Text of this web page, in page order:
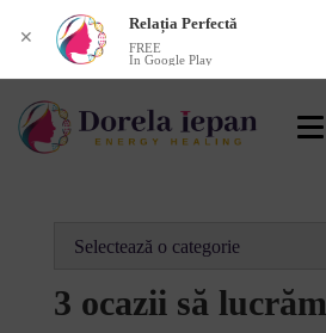
3 ocazii să lucrăm
✕
Relația Perfectă
FREE
In Google Play